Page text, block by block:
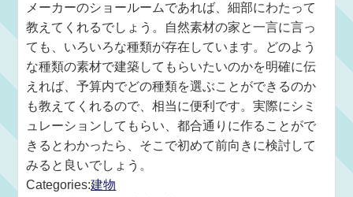
メーカーのショールームであれば、細部にわたって
教えてくれるでしょう。自然素材の家と一言に言っ
ても、いろいろな種類が存在しています。どのよう
な種類の素材で建築してもらいたいのかを明確に伝
えれば、予算内でどの種類を選ぶことができるのか
も教えてくれるので、相当に便利です。実際にシミ
ュレーションしてもらい、都合通りに作ることがで
きるとわかったら、そこで初めて前向きに検討して
みると良いでしょう。
Categories:建物